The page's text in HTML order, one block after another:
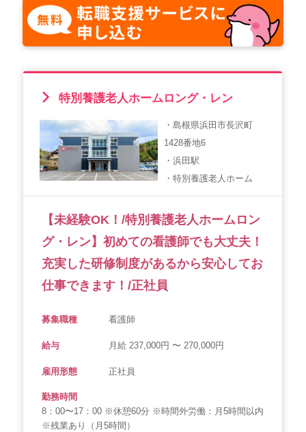
紹介会社を使うメリットについて
介護・看護のお仕事について
利用者の声
WEB勤怠
会社概要 個人情報保護方針 利用規約
お知らせ 採用担当者様へ サイトマップ
特別養護老人ホームロング・レン
・島根県浜田市長沢町
1428番地6
・浜田駅
・特別養護老人ホーム
【未経験OK！/特別養護老人ホームロン
グ・レン】初めての看護師でも大丈夫！
充実した研修制度があるから安心してお
仕事できます！/正社員
募集職種 看護師
給与 月給 237,000円 〜 270,000円
雇用形態 正社員
勤務時間
8：00〜17：00 ※休憩60分 ※時間外労働：月5時間以内
※残業あり（月5時間）